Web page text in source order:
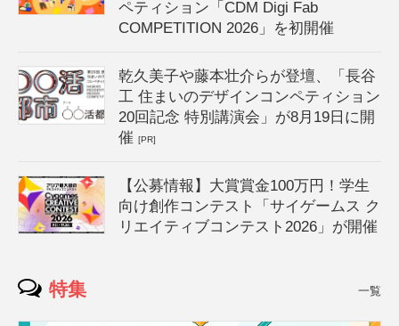
ペティション「CDM Digi Fab
COMPETITION 2026」を初開催
乾久美子や藤本壮介らが登壇、「長谷
工 住まいのデザインコンペティション
20回記念 特別講演会」が8月19日に開
催[PR]
【公募情報】大賞賞金100万円！学生
向け創作コンテスト「サイゲームス ク
リエイティブコンテスト2026」が開催
特集 一覧